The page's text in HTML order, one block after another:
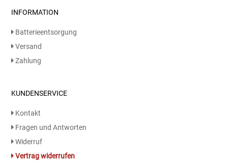
INFORMATION
Batterieentsorgung
Versand
Zahlung
KUNDENSERVICE
Kontakt
Fragen und Antworten
Widerruf
Vertrag widerrufen